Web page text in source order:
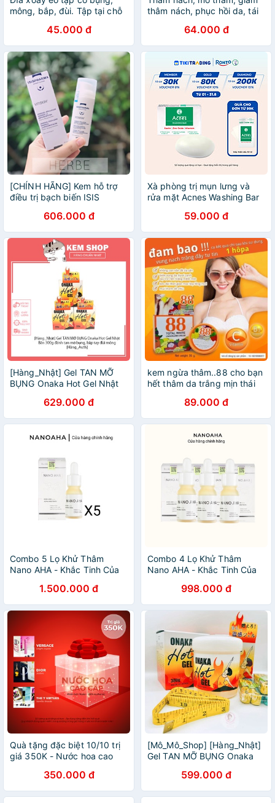
mông, bắp, đùi. Tập tại chỗ
45.000 đ
thâm nách, phục hồi da, tái
ABERA chính hãng
64.000 đ
[CHÍNH HÃNG] Kem hỗ trợ
điều trị bạch biến ISIS
606.000 đ
Xà phòng trị mụn lưng và
rửa mặt Acnes Washing Bar
59.000 đ
[Hàng_Nhật] Gel TAN MỠ
BỤNG Onaka Hot Gel Nhật
bụng, bắp tay đùi mông
[Hàng_Auth]
629.000 đ
kem ngừa thâm..88 cho bạn
hết thâm da trắng mịn thái
89.000 đ
Combo 5 Lọ Khử Thâm
Nano AHA - Khắc Tinh Của
1.500.000 đ
Combo 4 Lọ Khử Thâm
Nano AHA - Khắc Tinh Của
998.000 đ
Quà tặng đặc biệt 10/10 trị
giá 350K - Nước hoa cao
350.000 đ
[Mô_Mô_Shop] [Hàng_Nhật]
Gel TAN MỠ BỤNG Onaka
đánh tan mỡ bụng, bắp tay
đùi mông [Hàng_Auth]
599.000 đ